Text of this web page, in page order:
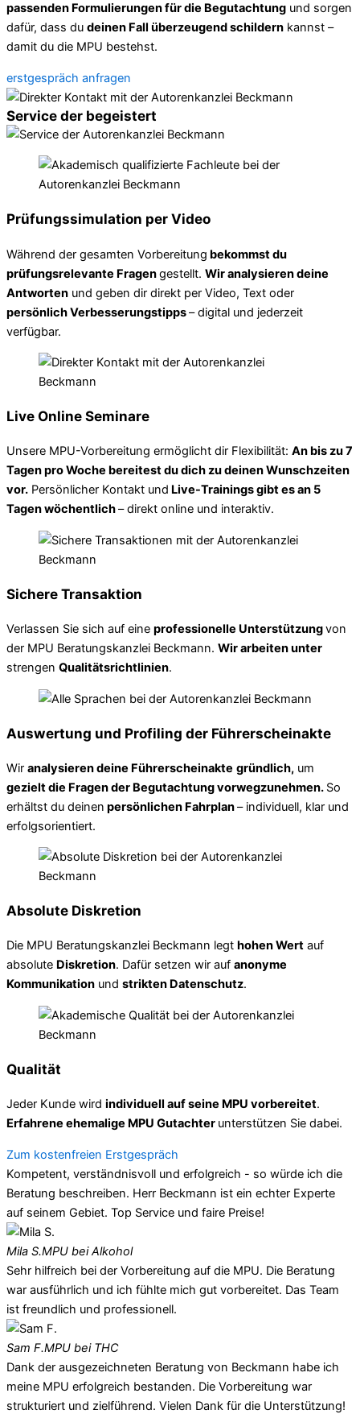
passenden Formulierungen für die Begutachtung und sorgen
dafür, dass du deinen Fall überzeugend schildern kannst –
damit du die MPU bestehst.
erstgespräch anfragen
Service der begeistert
Prüfungssimulation per Video
Während der gesamten Vorbereitung bekommst du
prüfungsrelevante Fragengestellt. Wir analysieren deine
Antworten und geben dir direkt per Video, Text oder
persönlich Verbesserungstipps– digital und jederzeit
verfügbar.
Live Online Seminare
Unsere MPU-Vorbereitung ermöglicht dir Flexibilität: An bis zu 7
Tagen pro Woche bereitest du dich zu deinen Wunschzeiten
vor. Persönlicher Kontakt und Live-Trainings gibt es an 5
Tagen wöchentlich– direkt online und interaktiv.
Sichere Transaktion
Verlassen Sie sich auf eine professionelle Unterstützungvon
der MPU Beratungskanzlei Beckmann. Wir arbeiten unter
strengen Qualitätsrichtlinien.
Auswertung und Profiling der Führerscheinakte
Wir analysieren deine Führerscheinakte gründlich, um
gezielt die Fragen der Begutachtung vorwegzunehmen. So
erhältst du deinen persönlichen Fahrplan– individuell, klar und
erfolgsorientiert.
Absolute Diskretion
Die MPU Beratungskanzlei Beckmann legt hohen Wert auf
absolute Diskretion. Dafür setzen wir auf anonyme
Kommunikation und strikten Datenschutz.
Qualität
Jeder Kunde wird individuell auf seine MPU vorbereitet.
Erfahrene ehemalige MPU Gutachter unterstützen Sie dabei.
Zum kostenfreien Erstgespräch
Kompetent, verständnisvoll und erfolgreich - so würde ich die
Beratung beschreiben. Herr Beckmann ist ein echter Experte
auf seinem Gebiet. Top Service und faire Preise!
Mila S.MPU bei Alkohol
Sehr hilfreich bei der Vorbereitung auf die MPU. Die Beratung
war ausführlich und ich fühlte mich gut vorbereitet. Das Team
ist freundlich und professionell.
Sam F.MPU bei THC
Dank der ausgezeichneten Beratung von Beckmann habe ich
meine MPU erfolgreich bestanden. Die Vorbereitung war
strukturiert und zielführend. Vielen Dank für die Unterstützung!